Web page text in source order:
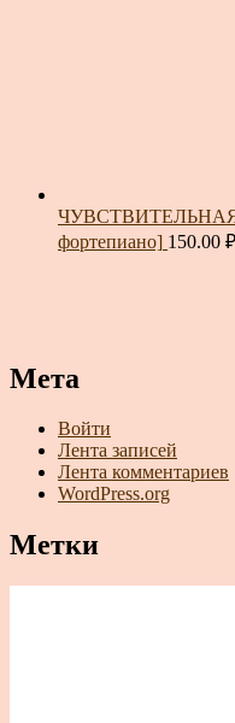
ЧУВСТВИТЕЛЬНАЯ
фортепиано] 150.00 ₽
Мета
Войти
Лента записей
Лента комментариев
WordPress.org
Метки